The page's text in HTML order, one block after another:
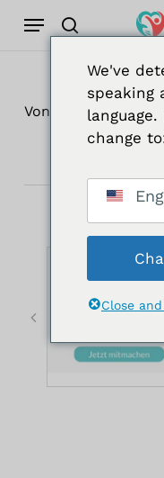
HauptinhaltSuche
Menü
Von Sitora Mai
We've
speaking
change
Close